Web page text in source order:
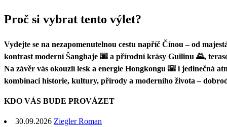
Proč si vybrat tento výlet?
Vydejte se na nezapomenutelnou cestu napříč Čínou – od
kontrast moderní Šanghaje 🌆 a přírodní krásy Guilinu 🌄,
Na závěr vás okouzlí lesk a energie Hongkongu 🌇 i jedinečná
kombinaci historie, kultury, přírody a moderního života –
KDO VÁS BUDE PROVÁZET
30.09.2026 Ziegler Roman